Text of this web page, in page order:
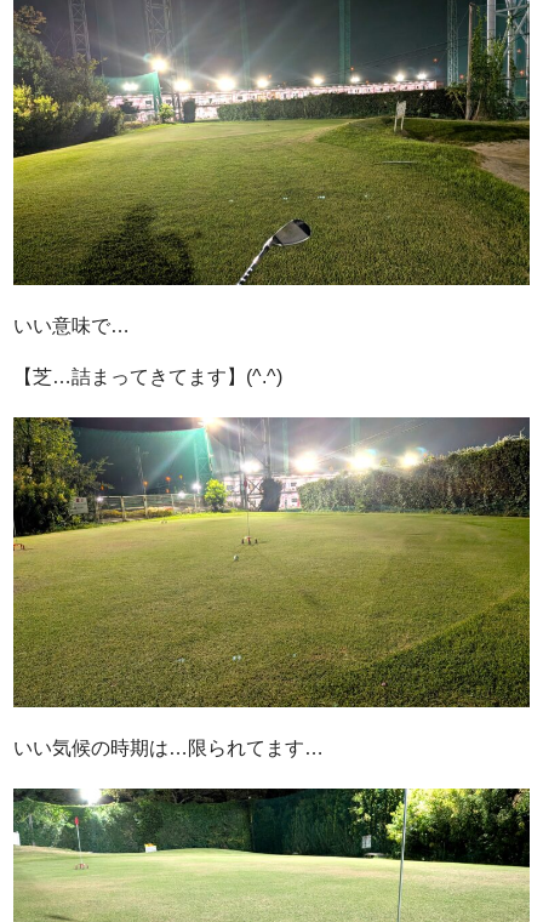
いい意味で…
【芝…詰まってきてます】(^.^)
いい気候の時期は…限られてます…